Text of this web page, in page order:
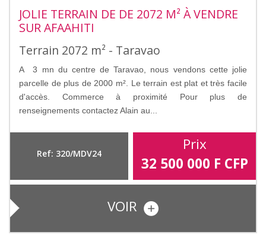
JOLIE TERRAIN DE DE 2072 M² À VENDRE
SUR AFAAHITI
Terrain 2072 m² - Taravao
A 3 mn du centre de Taravao, nous vendons cette jolie
parcelle de plus de 2000 m². Le terrain est plat et très facile
d'accès. Commerce à proximité Pour plus de
renseignements contactez Alain au...
Ref: 320/MDV24
Prix
32 500 000 F CFP
VOIR